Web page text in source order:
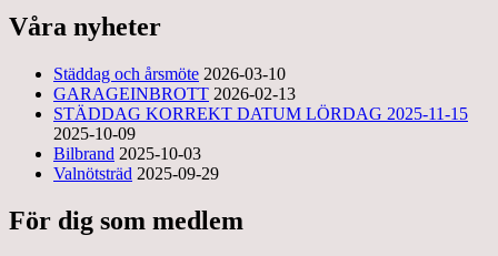
Våra nyheter
Städdag och årsmöte 2026-03-10
GARAGEINBROTT 2026-02-13
STÄDDAG KORREKT DATUM LÖRDAG 2025-11-15
2025-10-09
Bilbrand 2025-10-03
Valnötsträd 2025-09-29
För dig som medlem